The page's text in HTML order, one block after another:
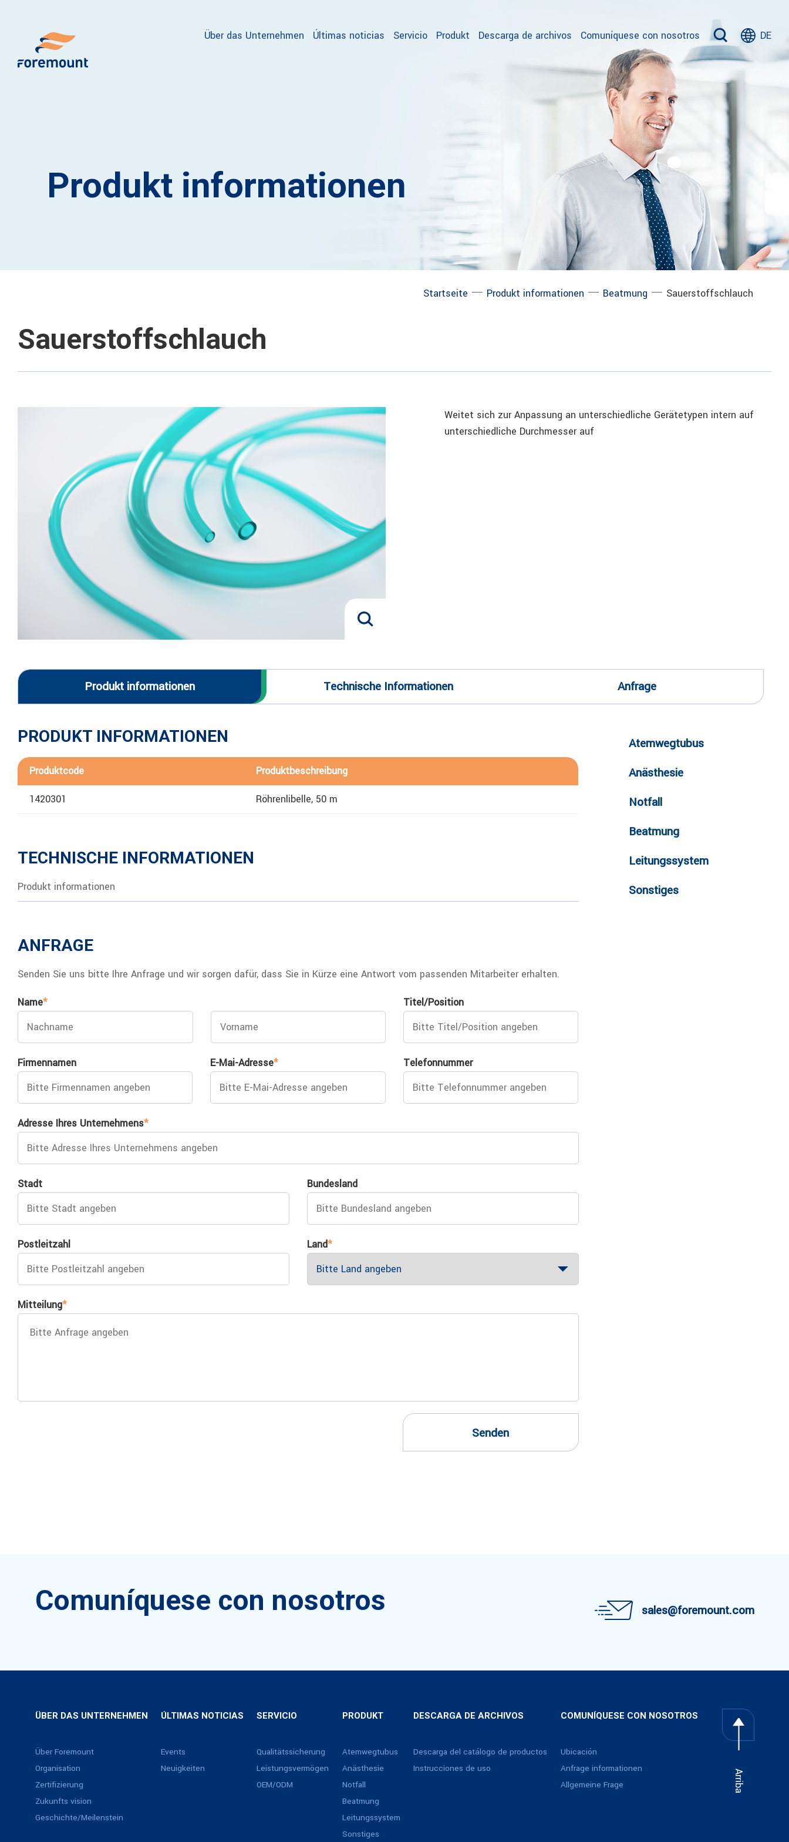
Über das Unternehmen Últimas noticias Servicio Produkt Descarga de archivos Comuníquese con nosotros DE
Produkt informationen
Startseite ─ Produkt informationen ─ Beatmung ─ Sauerstoffschlauch
Sauerstoffschlauch
Weitet sich zur Anpassung an unterschiedliche Gerätetypen intern auf
unterschiedliche Durchmesser auf
Produkt informationen Technische Informationen Anfrage
PRODUKT INFORMATIONEN
Produktcode Produktbeschreibung
1420301 Röhrenlibelle, 50 m
TECHNISCHE INFORMATIONEN
Produkt informationen
ANFRAGE
Senden Sie uns bitte Ihre Anfrage und wir sorgen dafür, dass Sie in Kürze eine Antwort vom passenden Mitarbeiter erhalten.
Name* Titel/Position
Firmennamen E-Mai-Adresse* Telefonnummer
Adresse Ihres Unternehmens*
Stadt Bundesland
Postleitzahl Land*
Mitteilung*
Senden
Atemwegtubus
Anästhesie
Notfall
Beatmung
Leitungssystem
Sonstiges
Comuníquese con nosotros sales@foremount.com
ÜBER DAS UNTERNEHMEN
Über Foremount
Organisation
Zertifizierung
Zukunfts vision
Geschichte/Meilenstein
ÚLTIMAS NOTICIAS
Events
Neuigkeiten
SERVICIO
Qualitätssicherung
Leistungsvermögen
OEM/ODM
PRODUKT
Atemwegtubus
Anästhesie
Notfall
Beatmung
Leitungssystem
Sonstiges
DESCARGA DE ARCHIVOS
Descarga del catálogo de productos
Instrucciones de uso
COMUNÍQUESE CON NOSOTROS
Ubicación
Anfrage informationen
Allgemeine Frage
Arriba